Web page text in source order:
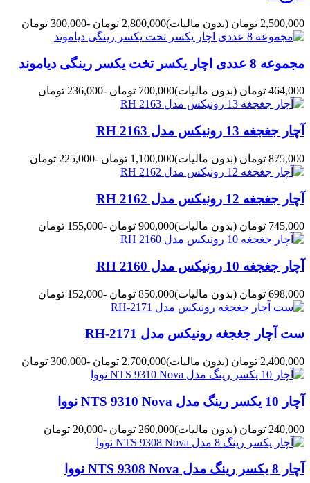
2,500,000 تومان (بدون مالیات)2,800,000 تومان -300,000 تومان
مجموعه 8 عددی اچار یکسر تخت یکسر رینگی دیاموند
464,000 تومان (بدون مالیات)700,000 تومان -236,000 تومان
آچار جغجغه 13 رونیکس مدل 2163 RH
875,000 تومان (بدون مالیات)1,100,000 تومان -225,000 تومان
آچار جغجغه 12 رونیکس مدل 2162 RH
745,000 تومان (بدون مالیات)900,000 تومان -155,000 تومان
آچار جغجغه 10 رونیکس مدل 2160 RH
698,000 تومان (بدون مالیات)850,000 تومان -152,000 تومان
ست آچار جغجغه رونیکس مدل RH-2171
2,400,000 تومان (بدون مالیات)2,700,000 تومان -300,000 تومان
آچار 10 یکسر رینگ مدل NTS 9310 Nova نووا
240,000 تومان (بدون مالیات)260,000 تومان -20,000 تومان
آچار 8 یکسر رینگ مدل NTS 9308 Nova نووا